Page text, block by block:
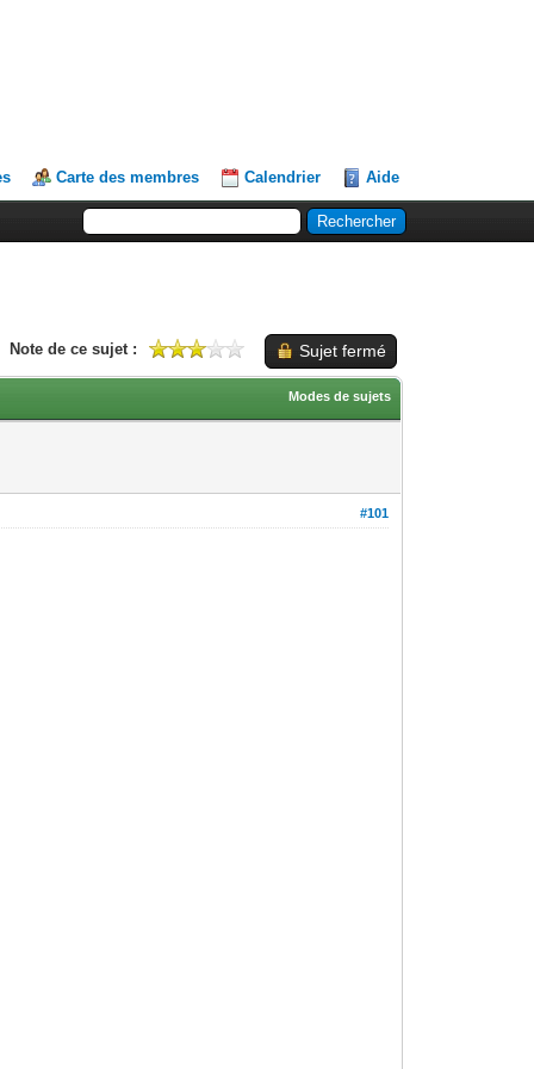
Carte des membres Calendrier Aide
Sujet fermé
Note de ce sujet :
Modes de sujets
#101